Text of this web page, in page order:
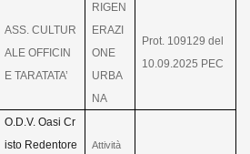
ASS. CULTUR
ALE OFFICIN
E TARATATA’
RIGEN
ERAZI
ONE
URBA
NA
Prot. 109129 del
10.09.2025 PEC
O.D.V. Oasi Cr
isto Redentore
Attività